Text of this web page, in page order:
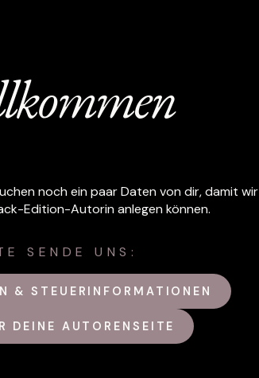
noch ein paar Daten von dir, damit
Edition-Autorin anlegen können.
SENDE UNS:
& STEUERINFORMATIONEN
DEINE AUTORENSEITE